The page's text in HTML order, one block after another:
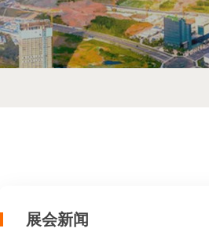
展会新闻